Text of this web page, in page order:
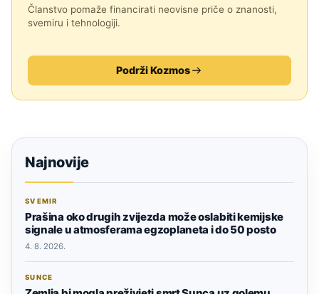
Članstvo pomaže financirati neovisne priče o znanosti,
svemiru i tehnologiji.
Podrži Kozmos
Najnovije
SVEMIR
Prašina oko drugih zvijezda može oslabiti kemijske
signale u atmosferama egzoplaneta i do 50 posto
4. 8. 2026.
SUNCE